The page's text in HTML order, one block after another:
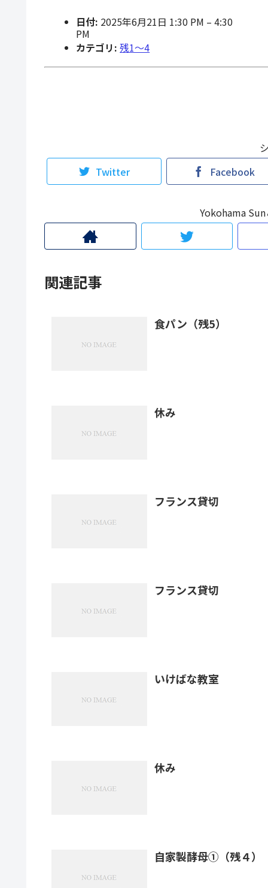
日付: 2025年6月21日 1:30 PM –4:30
PM
カテゴリ: 残1〜4
Twitter
Facebook
Yokohama
関連記事
食パン（残5）
休み
フランス貸切
フランス貸切
いけばな教室
休み
自家製酵母①（残４）